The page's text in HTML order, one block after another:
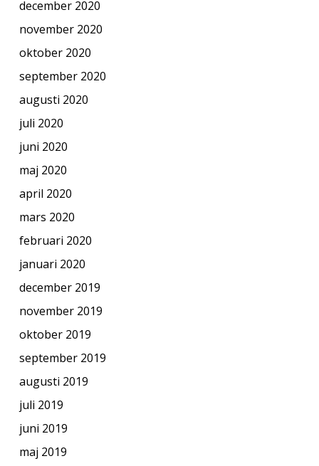
december 2020
november 2020
oktober 2020
september 2020
augusti 2020
juli 2020
juni 2020
maj 2020
april 2020
mars 2020
februari 2020
januari 2020
december 2019
november 2019
oktober 2019
september 2019
augusti 2019
juli 2019
juni 2019
maj 2019